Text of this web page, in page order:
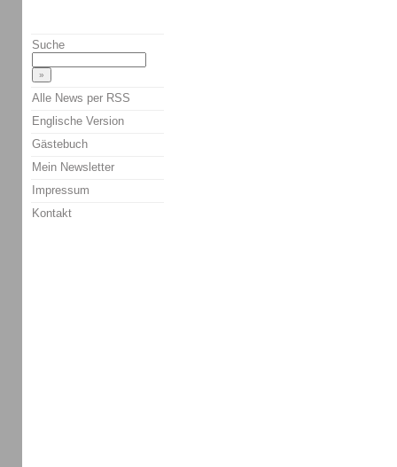
Suche
Alle News per RSS
Englische Version
Gästebuch
Mein Newsletter
Impressum
Kontakt